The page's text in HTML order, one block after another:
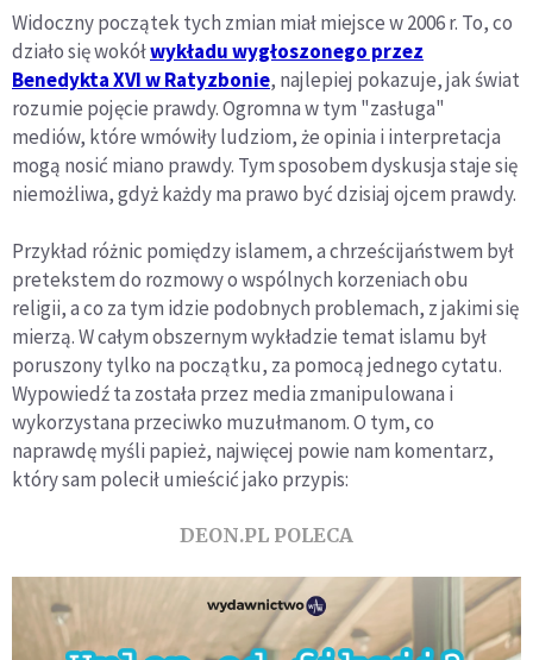
Widoczny początek tych zmian miał miejsce w 2006 r. To, co
działo się wokółwykładu wygłoszonego przez
Benedykta XVI w Ratyzbonie, najlepiej pokazuje, jak świat
rozumie pojęcie prawdy. Ogromna w tym "zasługa"
mediów, które wmówiły ludziom, że opinia i interpretacja
mogą nosić miano prawdy. Tym sposobem dyskusja staje się
niemożliwa, gdyż każdy ma prawo być dzisiaj ojcem prawdy.
Przykład różnic pomiędzy islamem, a chrześcijaństwem był
pretekstem do rozmowy o wspólnych korzeniach obu
religii, a co za tym idzie podobnych problemach, z jakimi się
mierzą. W całym obszernym wykładzie temat islamu był
poruszony tylko na początku, za pomocą jednego cytatu.
Wypowiedź ta została przez media zmanipulowana i
wykorzystana przeciwko muzułmanom. O tym, co
naprawdę myśli papież, najwięcej powie nam komentarz,
który sam polecił umieścić jako przypis:
DEON.PL POLECA